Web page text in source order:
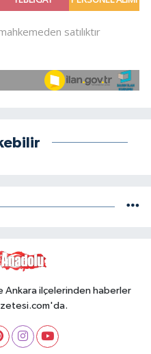
Ankara ilçelerinden haberler